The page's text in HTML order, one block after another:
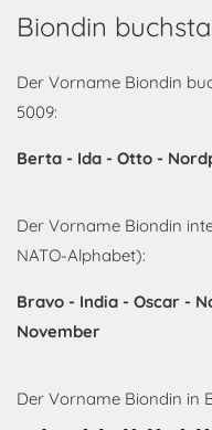
Biondin
Der Vorname Biondin
5009:
Berta - Ida - Otto -
Der Vorname Biondin
NATO-Alphabet):
Bravo - India - Oscar -
November
Der Vorname Biondin in